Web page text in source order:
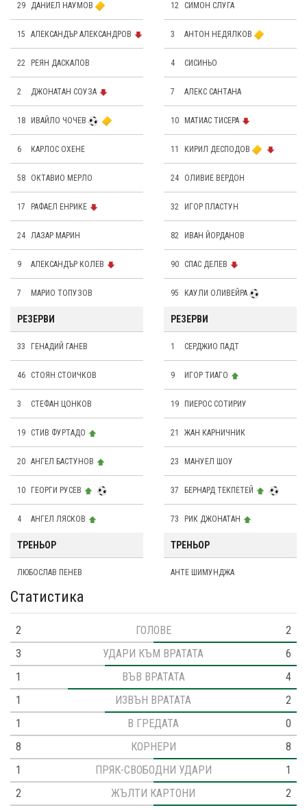
29 ДАНИЕЛ НАУМОВ
15 АЛЕКСАНДЪР АЛЕКСАНДРОВ
22 РЕЯН ДАСКАЛОВ
2 ДЖОНАТАН СОУЗА
18 ИВАЙЛО ЧОЧЕВ
6 КАРЛОС ОХЕНЕ
58 ОКТАВИО МЕРЛО
17 РАФАЕЛ ЕНРИКЕ
24 ЛАЗАР МАРИН
9 АЛЕКСАНДЪР КОЛЕВ
7 МАРИО ТОПУЗОВ
РЕЗЕРВИ
33 ГЕНАДИЙ ГАНЕВ
46 СТОЯН СТОИЧКОВ
3 СТЕФАН ЦОНКОВ
19 СТИВ ФУРТАДО
20 АНГЕЛ БАСТУНОВ
10 ГЕОРГИ РУСЕВ
4 АНГЕЛ ЛЯСКОВ
12 СИМОН СЛУГА
3 АНТОН НЕДЯЛКОВ
4 СИСИНЬО
7 АЛЕКС САНТАНА
10 МАТИАС ТИСЕРА
11 КИРИЛ ДЕСПОДОВ
24 OЛИВИЕ ВЕРДОН
32 ИГОР ПЛАСТУН
82 ИВАН ЙОРДАНОВ
90 СПАС ДЕЛЕВ
95 КАУЛИ ОЛИВЕЙРА
РЕЗЕРВИ
1 СЕРДЖИО ПАДТ
9 ИГОР ТИАГО
19 ПИЕРОС СОТИРИУ
21 ЖАН КАРНИЧНИК
23 МАНУЕЛ ШОУ
37 БЕРНАРД ТЕКПЕТЕЙ
73 РИК ДЖОНАТАН
ТРЕНЬОР
ЛЮБОСЛАВ ПЕНЕВ
ТРЕНЬОР
АНТЕ ШИМУНДЖА
Статистика
2 ГОЛОВЕ
2
3
УДАРИ КЪМ ВРАТАТА
6
1
ВЪВ ВРАТАТА
4
1
ИЗВЪН ВРАТАТА
2
1
В ГРЕДАТА
0
8
КОРНЕРИ
8
1
ПРЯК-СВОБОДНИ УДАРИ
1
2
ЖЪЛТИ КАРТОНИ 2